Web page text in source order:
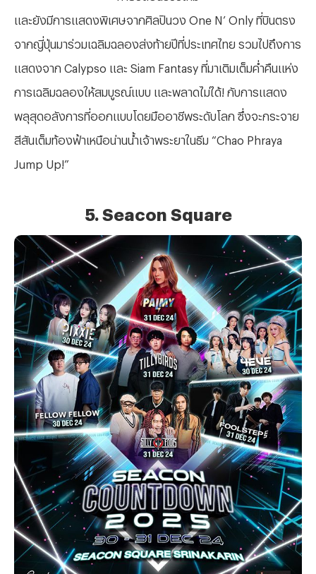
และยังมีการแสดงพิเศษจากศิลปินวง One N’ Only ที่บินตรง
จากญี่ปุ่นมาร่วมเฉลิมฉลองส่งท้ายปีที่ประเทศไทย รวมไปถึงการ
แสดงจาก Calypso และ Siam Fantasy ที่มาเติมเต็มค่ำคืนแห่ง
การเฉลิมฉลองให้สมบูรณ์แบบ และพลาดไม่ได้! กับการแสดง
พลุสุดอลังการที่ออกแบบโดยมืออาชีพระดับโลก ซึ่งจะกระจาย
สีสันเต็มท้องฟ้าเหนือน่านน้ำเจ้าพระยาในธีม “Chao Phraya
Jump Up!”
5. Seacon Square